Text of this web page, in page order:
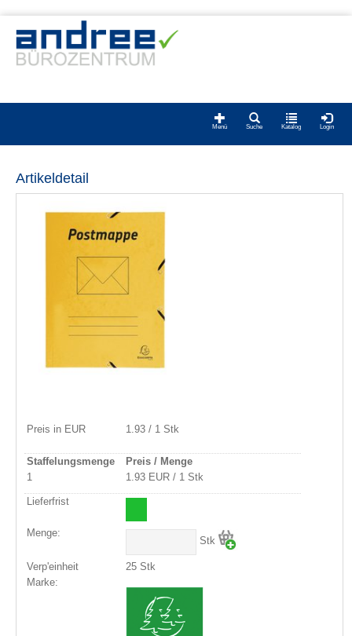
Login
Katalog
Suche
Menü
Artikeldetail
Preis in EUR 1.93 / 1 Stk
Staffelungsmenge
Preis / Menge
1
1.93 EUR / 1 Stk
Lieferfrist
Menge:
Stk
Verp'einheit
25 Stk
Marke: